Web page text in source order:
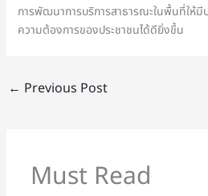
การพัฒนาการบริการสาธารณะในพื้นที่ให้
ความต้องการของประชาชนได้ดียิ่งขึ้น
← Previous Post
Must Read